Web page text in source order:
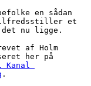
en sådan
et
det nu ligge.
af Holm
her på
Kanal
.